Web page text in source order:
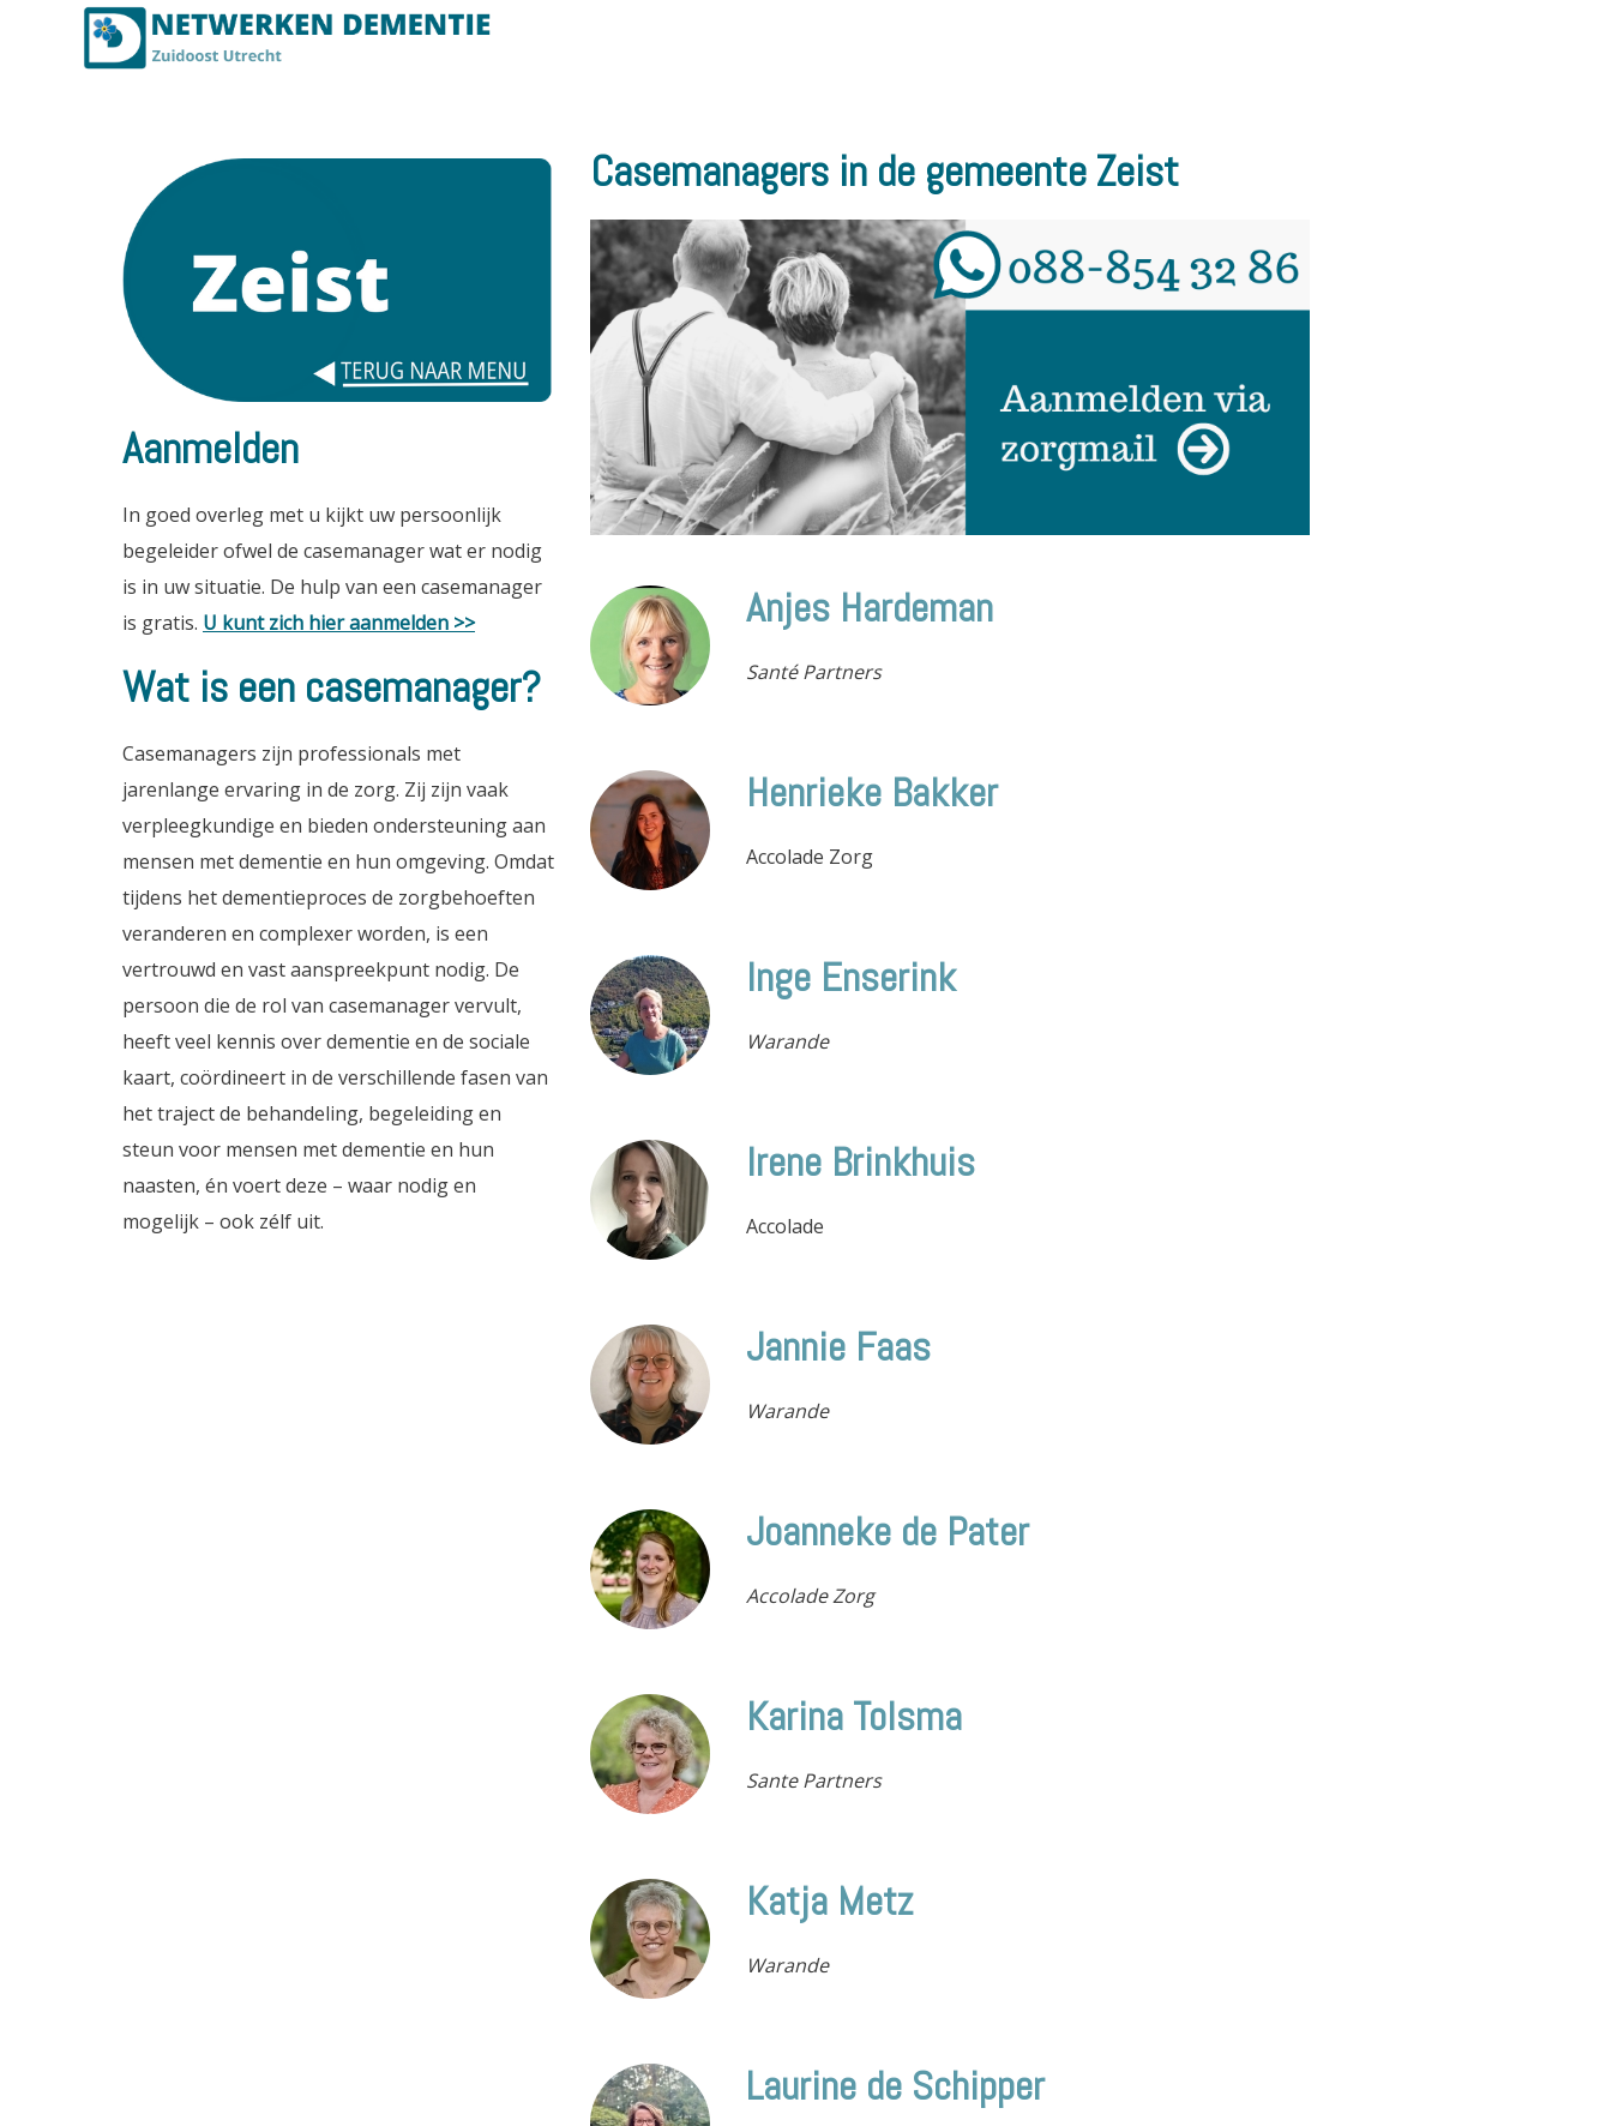
Casemanagers in de gemeente Zeist
Anjes Hardeman
Santé Partners
Henrieke Bakker
Accolade Zorg
Inge Enserink
Warande
Irene Brinkhuis
Accolade
Jannie Faas
Warande
Joanneke de Pater
Accolade Zorg
Karina Tolsma
Sante Partners
Katja Metz
Warande
Laurine de Schipper
Aanmelden
In goed overleg met u kijkt uw persoonlijk
begeleider ofwel de casemanager wat er nodig
is in uw situatie. De hulp van een casemanager
is gratis. U kunt zich hier aanmelden >>
Wat is een casemanager?
Casemanagers zijn professionals met
jarenlange ervaring in de zorg. Zij zijn vaak
verpleegkundige en bieden ondersteuning aan
mensen met dementie en hun omgeving. Omdat
tijdens het dementieproces de zorgbehoeften
veranderen en complexer worden, is een
vertrouwd en vast aanspreekpunt nodig. De
persoon die de rol van casemanager vervult,
heeft veel kennis over dementie en de sociale
kaart, coördineert in de verschillende fasen van
het traject de behandeling, begeleiding en
steun voor mensen met dementie en hun
naasten, én voert deze – waar nodig en
mogelijk – ook zélf uit.